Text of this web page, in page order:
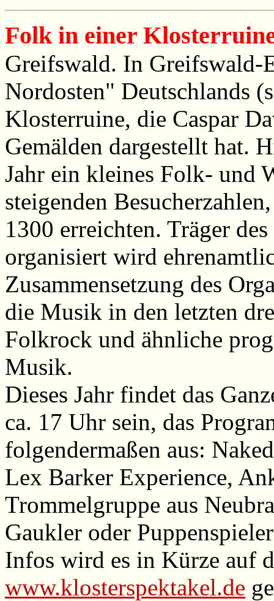
Folk in einer
Greifswald. In
Nordosten" Deutschlands
Klosterruine, die Caspar
Gemälden dargestellt hat.
Jahr ein kleines Folk- und
steigenden
1300 erreichten. Träger
organisiert wird
Zusammensetzung des
die Musik in den letzten
Folkrock und ähnliche
Musik.
Dieses Jahr findet das
ca. 17 Uhr sein, das
folgendermaßen aus:
Lex Barker Experience,
Trommelgruppe aus
Gaukler oder
Infos wird es in Kürze auf
www.klosterspektakel.de